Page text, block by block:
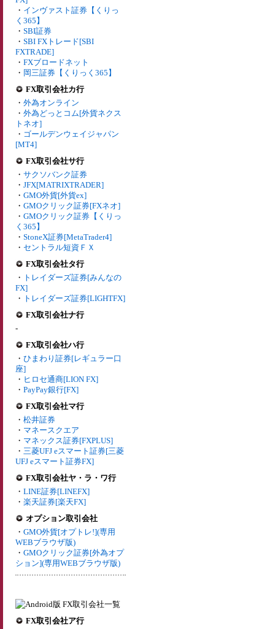
・ インヴァスト証券【くりっ
く365】
・ SBI証券
・ SBI FXトレード[SBI
FXTRADE]
・ FXブロードネット
・ 岡三証券【くりっく365】
FX取引会社カ行
・ 外為オンライン
・ 外為どっとコム[外貨ネクス
トネオ]
・ ゴールデンウェイジャパン
[MT4]
FX取引会社サ行
・ サクソバンク証券
・ JFX[MATRIXTRADER]
・ GMO外貨[外貨ex]
・ GMOクリック証券[FXネオ]
・ GMOクリック証券【くりっ
く365】
・ StoneX証券[MetaTrader4]
・ セントラル短資ＦＸ
FX取引会社タ行
・ トレイダーズ証券[みんなの
FX]
・ トレイダーズ証券[LIGHTFX]
FX取引会社ナ行
-
FX取引会社ハ行
・ ひまわり証券[レギュラー口
座]
・ ヒロセ通商[LION FX]
・ PayPay銀行[FX]
FX取引会社マ行
・ 松井証券
・ マネースクエア
・ マネックス証券[FXPLUS]
・ 三菱UFJ eスマート証券[三菱
UFJ eスマート証券FX]
FX取引会社ヤ・ラ・ワ行
・ LINE証券[LINEFX]
・ 楽天証券[楽天FX]
オプション取引会社
・ GMO外貨[オプトレ!](専用
WEBブラウザ版)
・ GMOクリック証券[外為オプ
ション](専用WEBブラウザ版)
FX取引会社ア行